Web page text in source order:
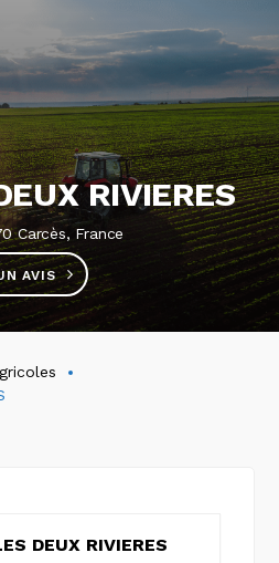
RIVIERES
Carcès, France
AVIS
DEUX RIVIERES